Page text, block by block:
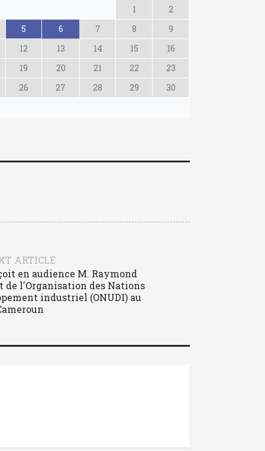
1
2
5 6 7 8
9
12 13 14 15
16
19 20 21 22
23
26 27 28 29
30
ARTICLE
en audience M. Raymond
de l'Organisation des Nations
industriel (ONUDI) au